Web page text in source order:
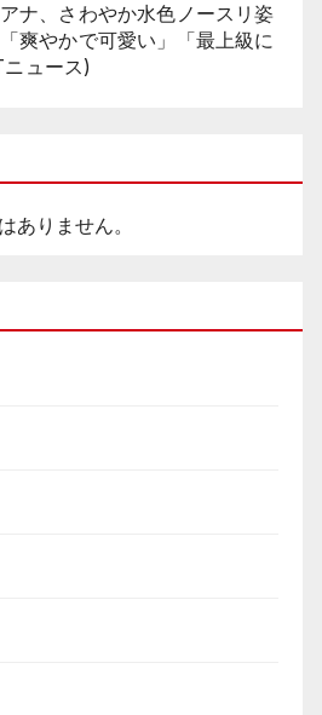
ナ、さわやか水色ノースリ姿
爽やかで可愛い」「最上級に
ュース)
ありません。